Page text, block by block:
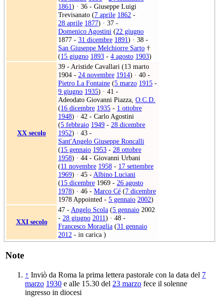
1861) · 36 - Giuseppe Luigi
Trevisanato (7 aprile 1862 -
28 aprile 1877) · 37 -
Domenico Agostini (22 giugno
1877 - 31 dicembre 1891) · 38 -
San Giuseppe Melchiorre Sarto †
(15 giugno 1893 - 4 agosto 1903)
XX secolo
39 - Aristide Cavallari (13 marto
1904 - 24 novembre 1914) · 40 -
Pietro La Fontaine (5 marzo 1915 -
9 giugno 1935) · 41 -
Adeodato Giovanni Piazza O.C.D.
(16 dicembre 1935 - 1 ottobre
1948) · 42 - Carlo Agostini
(5 febbraio 1949 - 28 dicembre
1952) · 43 -
Sant'Angelo Giuseppe Roncalli
(15 gennaio 1953 - 28 ottobre
1958) · 44 - Giovanni Urbani
(11 novembre 1958 - 17 settembre
1969) · 45 - Albino Luciani
(15 dicembre 1969 - 26 agosto
1978) · 46 - Marco Cé (7 dicembre
1978 Appointed - 5 gennaio 2002)
XXI secolo
47 - Angelo Scola (5 gennaio 2002
- 28 giugno 2011) · 48 -
Francesco Moraglia (31 gennaio
2012 - in carica )
Note
↑ Inviò da Roma la prima lettera pastorale con la data del 7
marzo 1930 e alle 15.30 del 23 marzo fece il solenne
ingresso in diocesi